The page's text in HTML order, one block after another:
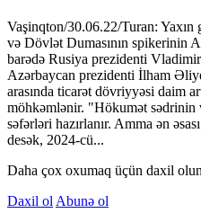
Vaşinqton/30.06.22/Turan: Yaxın
və Dövlət Dumasının spikerinin
barədə Rusiya prezidenti
Azərbaycan prezidenti İlham
arasında ticarət dövriyyəsi daim
möhkəmlənir. "Hökumət sədrinin
səfərləri hazırlanır. Amma ən
desək, 2024-cü...
Daha çox oxumaq üçün daxil
Daxil ol Abunə ol